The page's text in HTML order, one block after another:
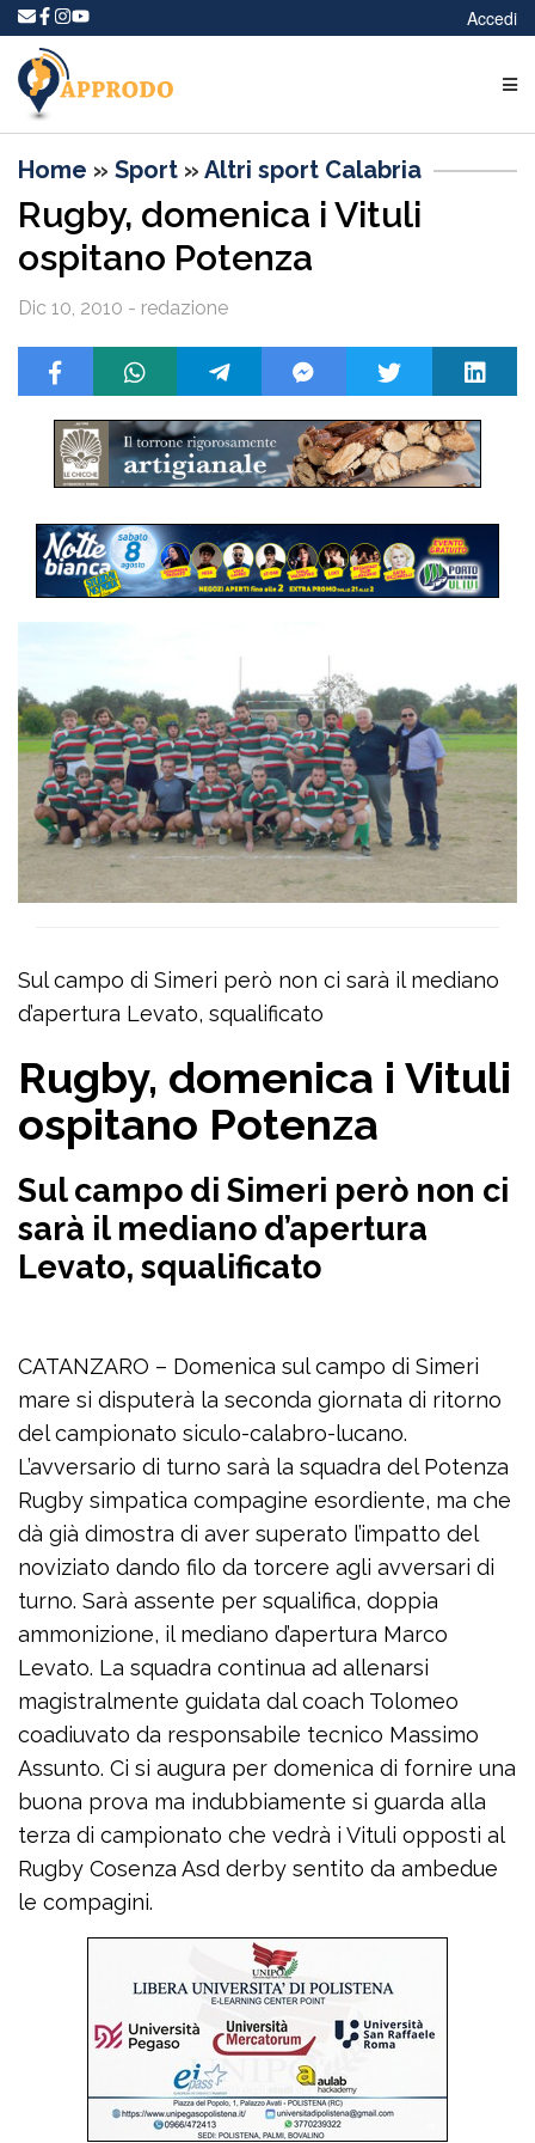
Accedi
Home » Sport » Altri sport Calabria
Rugby, domenica i Vituli
ospitano Potenza
Dic 10, 2010 - redazione
Sul campo di Simeri però non ci sarà il mediano
d’apertura Levato, squalificato
Rugby, domenica i Vituli
ospitano Potenza
Sul campo di Simeri però non ci
sarà il mediano d’apertura
Levato, squalificato
CATANZARO – Domenica sul campo di Simeri
mare si disputerà la seconda giornata di ritorno
del campionato siculo-calabro-lucano.
L’avversario di turno sarà la squadra del Potenza
Rugby simpatica compagine esordiente, ma che
dà già dimostra di aver superato l’impatto del
noviziato dando filo da torcere agli avversari di
turno. Sarà assente per squalifica, doppia
ammonizione, il mediano d’apertura Marco
Levato. La squadra continua ad allenarsi
magistralmente guidata dal coach Tolomeo
coadiuvato da responsabile tecnico Massimo
Assunto. Ci si augura per domenica di fornire una
buona prova ma indubbiamente si guarda alla
terza di campionato che vedrà i Vituli opposti al
Rugby Cosenza Asd derby sentito da ambedue
le compagini.